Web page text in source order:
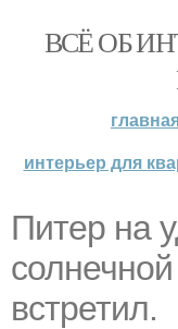
ВСЁ ОБ
интерьер для
Питер на
встретил.